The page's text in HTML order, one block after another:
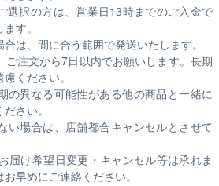
選択の方は、営業日13時までのご入金で
す。
は、間に合う範囲で発送いたします。
ご注文から7日以内でお願いします。長期
ください。
の異なる可能性がある他の商品と一緒に
さい。
い場合は、店舗都合キャンセルとさせて
届け希望日変更・キャンセル等は承れま
早めにご連絡ください。